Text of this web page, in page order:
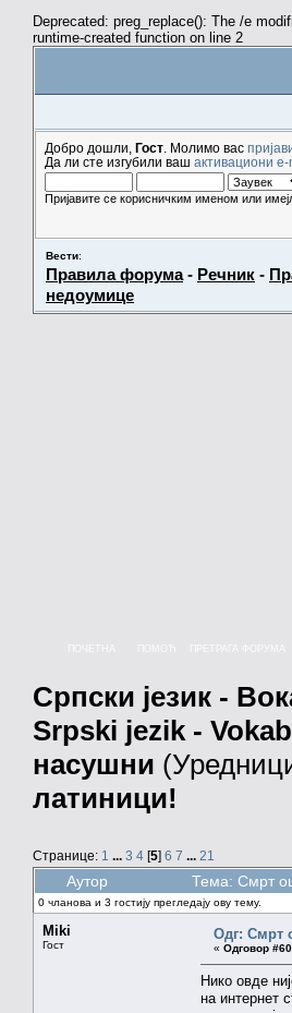
Deprecated: preg_replace(): The /e
runtime-created function on line 2
Добро дошли, Гост . Молимо вас
Да ли сте изгубили ваш активациони
Пријавите се корисничким именом или
Вести:
Правила форума- Речник -
недоумице
Српски језик -
Srpski jezik -
насушни
латиници!
Странице: 1 ... 3 4 [5] 6 7 ... 21
Аутор Тема: Смрт
0 чланова и 3 гостију прегледају ову тему.
Miki
Гост
Одг: Смрт
« Одговор
Нико овде
на интернет